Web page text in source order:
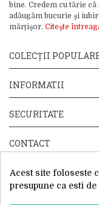
bine. Credem cu tărie că
adăugăm bucurie și
mărțișor. Citește
COLECȚII
INFORMATII
SECURITATE
CONTACT
Acest site foloseste
presupune ca esti